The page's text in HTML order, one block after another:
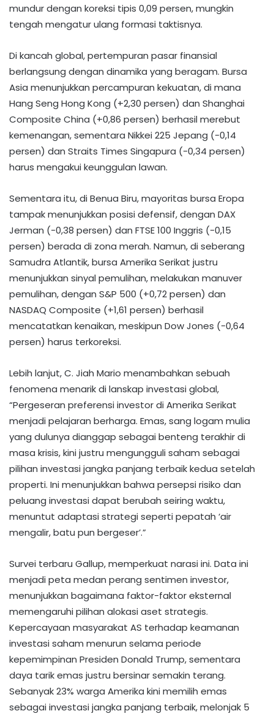
mundur dengan koreksi tipis 0,09 persen, mungkin
tengah mengatur ulang formasi taktisnya.
Di kancah global, pertempuran pasar finansial
berlangsung dengan dinamika yang beragam. Bursa
Asia menunjukkan percampuran kekuatan, di mana
Hang Seng Hong Kong (+2,30 persen) dan Shanghai
Composite China (+0,86 persen) berhasil merebut
kemenangan, sementara Nikkei 225 Jepang (-0,14
persen) dan Straits Times Singapura (-0,34 persen)
harus mengakui keunggulan lawan.
Sementara itu, di Benua Biru, mayoritas bursa Eropa
tampak menunjukkan posisi defensif, dengan DAX
Jerman (-0,38 persen) dan FTSE 100 Inggris (-0,15
persen) berada di zona merah. Namun, di seberang
Samudra Atlantik, bursa Amerika Serikat justru
menunjukkan sinyal pemulihan, melakukan manuver
pemulihan, dengan S&P 500 (+0,72 persen) dan
NASDAQ Composite (+1,61 persen) berhasil
mencatatkan kenaikan, meskipun Dow Jones (-0,64
persen) harus terkoreksi.
Lebih lanjut, C. Jiah Mario menambahkan sebuah
fenomena menarik di lanskap investasi global,
“Pergeseran preferensi investor di Amerika Serikat
menjadi pelajaran berharga. Emas, sang logam mulia
yang dulunya dianggap sebagai benteng terakhir di
masa krisis, kini justru mengungguli saham sebagai
pilihan investasi jangka panjang terbaik kedua setelah
properti. Ini menunjukkan bahwa persepsi risiko dan
peluang investasi dapat berubah seiring waktu,
menuntut adaptasi strategi seperti pepatah ‘air
mengalir, batu pun bergeser’.”
Survei terbaru Gallup, memperkuat narasi ini. Data ini
menjadi peta medan perang sentimen investor,
menunjukkan bagaimana faktor-faktor eksternal
memengaruhi pilihan alokasi aset strategis.
Kepercayaan masyarakat AS terhadap keamanan
investasi saham menurun selama periode
kepemimpinan Presiden Donald Trump, sementara
daya tarik emas justru bersinar semakin terang.
Sebanyak 23% warga Amerika kini memilih emas
sebagai investasi jangka panjang terbaik, melonjak 5